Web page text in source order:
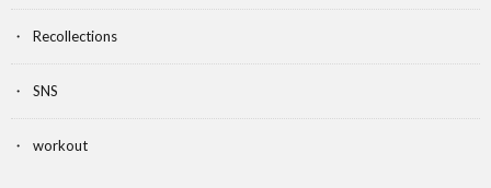
Recollections
SNS
workout